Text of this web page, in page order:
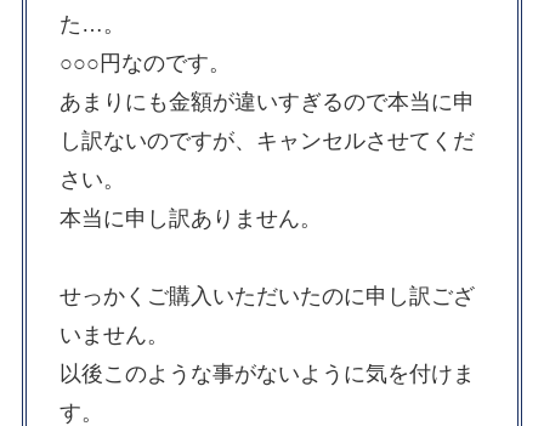
た…。
○○○円なのです。
あまりにも金額が違いすぎるので本当に申
し訳ないのですが、キャンセルさせてくだ
さい。
本当に申し訳ありません。
せっかくご購入いただいたのに申し訳ござ
いません。
以後このような事がないように気を付けま
す。